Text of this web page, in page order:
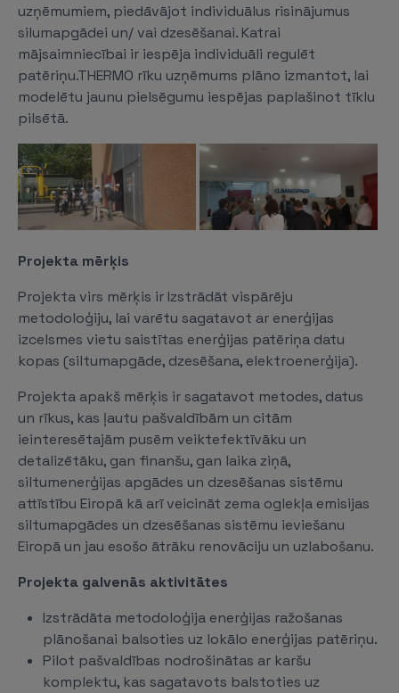
uzņēmumiem, piedāvājot individuālus risinājumus
silumapgādei un/ vai dzesēšanai. Katrai
mājsaimniecībai ir iespēja individuāli regulēt
patēriņu.THERMO rīku uzņēmums plāno izmantot, lai
modelētu jaunu pielsēgumu iespējas paplašinot tīklu
pilsētā.
Projekta mērķis
Projekta virs mērķis ir Izstrādāt vispārēju
metodoloģiju, lai varētu sagatavot ar enerģijas
izcelsmes vietu saistītas enerģijas patēriņa datu
kopas (siltumapgāde, dzesēšana, elektroenerģija).
Projekta apakš mērķis ir sagatavot metodes, datus
un rīkus, kas ļautu pašvaldībām un citām
ieinteresētajām pusēm veiktefektīvāku un
detalizētāku, gan finanšu, gan laika ziņā,
siltumenerģijas apgādes un dzesēšanas sistēmu
attīstību Eiropā kā arī veicināt zema oglekļa emisijas
siltumapgādes un dzesēšanas sistēmu ieviešanu
Eiropā un jau esošo ātrāku renovāciju un uzlabošanu.
Projekta galvenās aktivitātes
Izstrādāta metodoloģija enerģijas ražošanas
plānošanai balsoties uz lokālo enerģijas patēriņu.
Pilot pašvaldības nodrošinātas ar karšu
komplektu, kas sagatavots balstoties uz